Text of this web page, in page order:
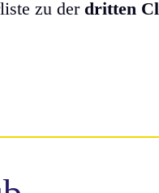
zu derdritten